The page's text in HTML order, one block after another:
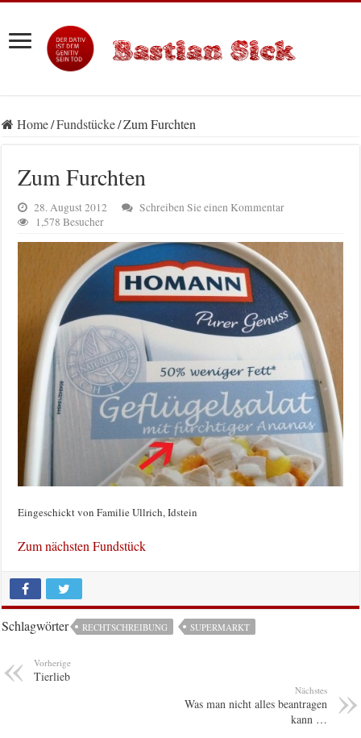
Home/Fundstücke/Zum Furchten
Zum Furchten
28. August 2012
Schreiben Sie einen Kommentar
1,578 Besucher
Eingeschickt von Familie Ullrich, Idstein
Zum nächsten Fundstück
Schlagwörter RECHTSCHREIBUNG SUPERMARKT
Vorherige
Tierlieb
Nächstes
Was man nicht alles beantragen
kann …